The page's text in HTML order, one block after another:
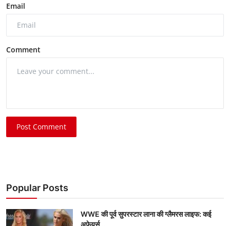
Email
Comment
Post Comment
Popular Posts
WWE की पूर्व सुपरस्टार लाना की ग्लैमरस लाइफ: कई
अफेयर्स...